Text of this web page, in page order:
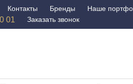
Контакты Бренды Наше
01 Заказать звонок